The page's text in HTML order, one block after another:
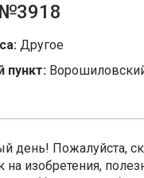
Другое
пункт:
день! Пожалуйста,
на изобретения,